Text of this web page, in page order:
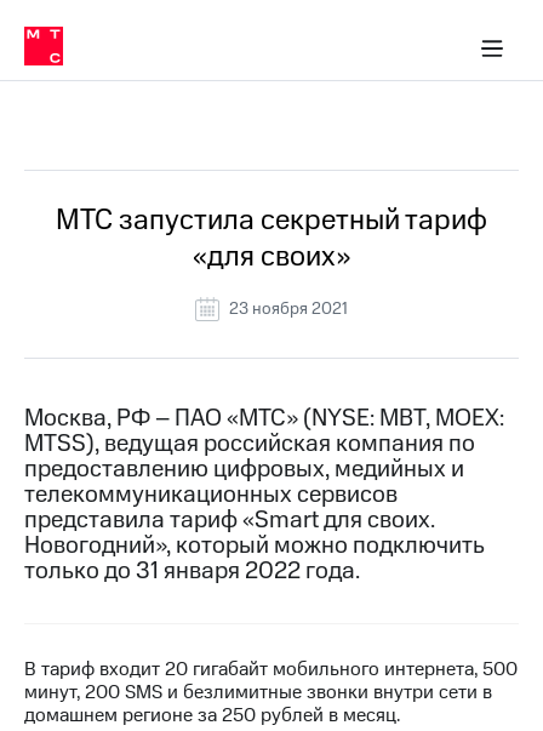
Медиа-центр
и акционерам
Устойчивое развитие
Комплаенс и деловая этика
компании
Карьера
История
Руководство
Контакты
Медиа-центр
Пресс-
релизы
МТС
Интервью
в МТС
Пресс-
релизы
о технологиях
МТС запустила секретный тариф
«для своих»
23 ноября 2021
Москва, РФ – ПАО «МТС» (NYSE: MBT, MOEX:
MTSS), ведущая российская компания по
предоставлению цифровых, медийных и
телекоммуникационных сервисов
представила тариф «Smart для своих.
Новогодний», который можно подключить
только до 31 января 2022 года.
В тариф входит 20 гигабайт мобильного интернета, 500
минут, 200 SMS и безлимитные звонки внутри сети в
домашнем регионе за 250 рублей в месяц.